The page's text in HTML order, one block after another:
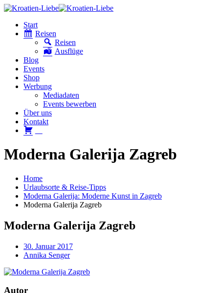
Start
Reisen
Reisen
Ausflüge
Blog
Events
Shop
Werbung
Mediadaten
Events bewerben
Über uns
Kontakt
Moderna Galerija Zagreb
Home
Urlaubsorte & Reise-Tipps
Moderna Galerija: Moderne Kunst in Zagreb
Moderna Galerija Zagreb
Moderna Galerija Zagreb
30. Januar 2017
Annika Senger
Autor